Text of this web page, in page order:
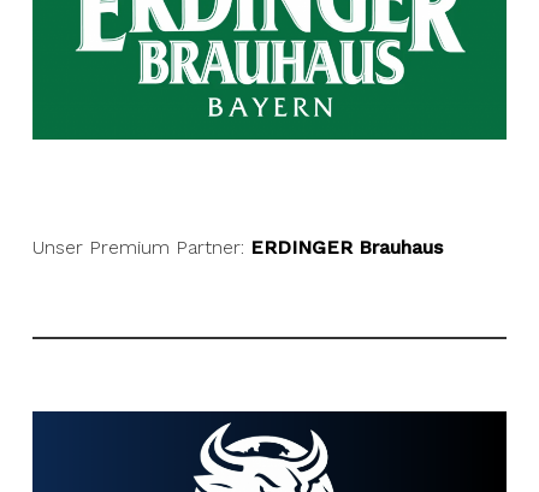
Unser Premium Partner: ERDINGER Brauhaus